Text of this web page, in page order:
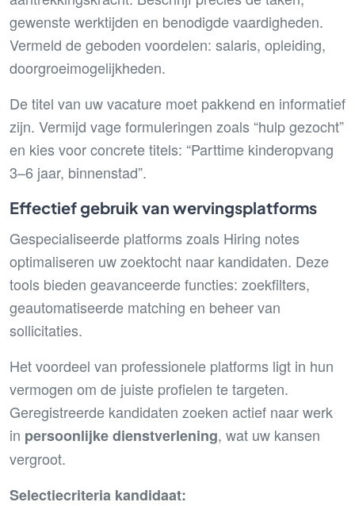
gewenste werktijden en benodigde vaardigheden.
Vermeld de geboden voordelen: salaris, opleiding,
doorgroeimogelijkheden.
De titel van uw vacature moet pakkend en informatief
zijn. Vermijd vage formuleringen zoals “hulp gezocht”
en kies voor concrete titels: “Parttime kinderopvang
3–6 jaar, binnenstad”.
Effectief gebruik van wervingsplatforms
Gespecialiseerde platforms zoals Hiring notes
optimaliseren uw zoektocht naar kandidaten. Deze
tools bieden geavanceerde functies: zoekfilters,
geautomatiseerde matching en beheer van
sollicitaties.
Het voordeel van professionele platforms ligt in hun
vermogen om de juiste profielen te targeten.
Geregistreerde kandidaten zoeken actief naar werk
in persoonlijke dienstverlening, wat uw kansen
vergroot.
Selectiecriteria kandidaat: